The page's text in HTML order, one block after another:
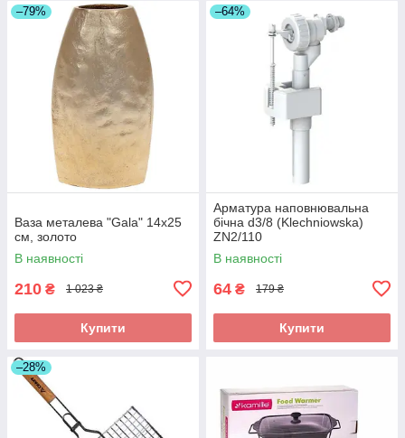
–79%
Ваза металева "Gala" 14x25
см, золото
В наявності
210 ₴ 1 023 ₴
Купити
–64%
Арматура наповнювальна
бічна d3/8 (Klechniowska)
ZN2/110
В наявності
64 ₴ 179 ₴
Купити
–28%